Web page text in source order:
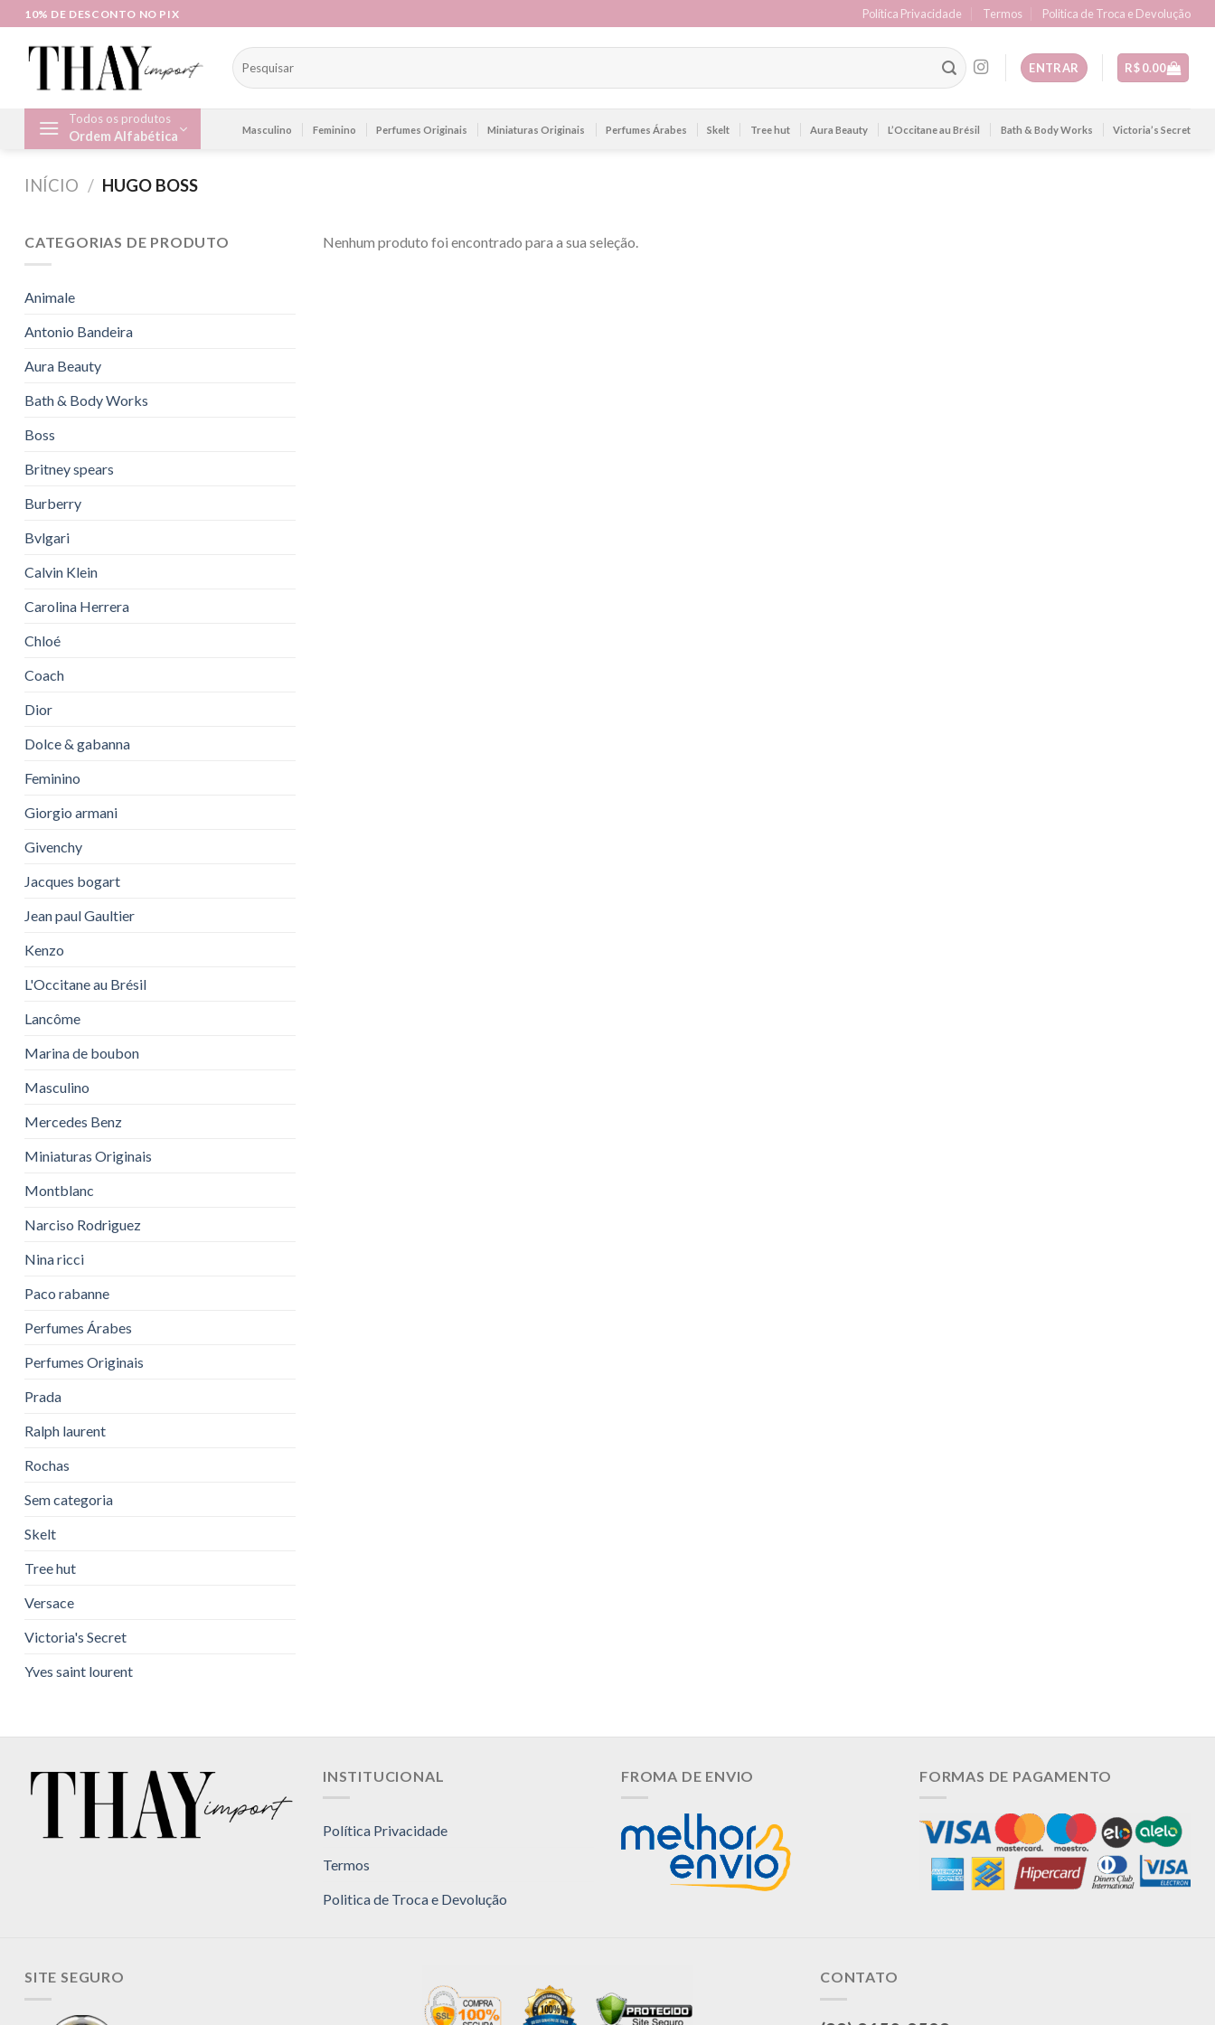
Skip
to
content
10% DE DESCONTO NO PIX Política Privacidade Termos Politica de Troca e Devolução
Pesquisar
por:
ENTRAR R$0.00
Todos os produtos
Ordem Alfabética Masculino Feminino Perfumes Originais Miniaturas Originais Perfumes Árabes Skelt Tree hut Aura Beauty L’Occitane au Brésil Bath & Body Works Victoria’s Secret
INÍCIO / HUGO BOSS
CATEGORIAS DE PRODUTO
Animale
Antonio Bandeira
Aura Beauty
Bath & Body Works
Boss
Britney spears
Burberry
Bvlgari
Calvin Klein
Carolina Herrera
Chloé
Coach
Dior
Dolce & gabanna
Feminino
Giorgio armani
Givenchy
Jacques bogart
Jean paul Gaultier
Kenzo
L'Occitane au Brésil
Lancôme
Marina de boubon
Masculino
Mercedes Benz
Miniaturas Originais
Montblanc
Narciso Rodriguez
Nina ricci
Paco rabanne
Perfumes Árabes
Perfumes Originais
Prada
Ralph laurent
Rochas
Sem categoria
Skelt
Tree hut
Versace
Victoria's Secret
Yves saint lourent
Nenhum produto foi encontrado para a sua seleção.
INSTITUCIONAL
Política Privacidade
Termos
Politica de Troca e Devolução
FROMA DE ENVIO FORMAS DE PAGAMENTO
SITE SEGURO CONTATO